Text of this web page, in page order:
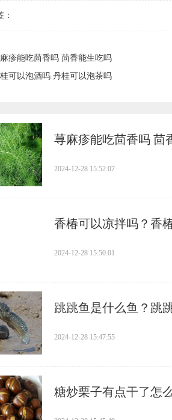
疹能吃茴香吗 茴香能生吃吗
可以泡酒吗 丹桂可以泡茶吗
荨麻疹能吃茴香吗 茴
2024-12-28 15:52:07
香椿可以凉拌吗？香
2024-12-28 15:50:01
跳跳鱼是什么鱼？跳
2024-12-28 15:47:55
糖炒栗子有点干了怎